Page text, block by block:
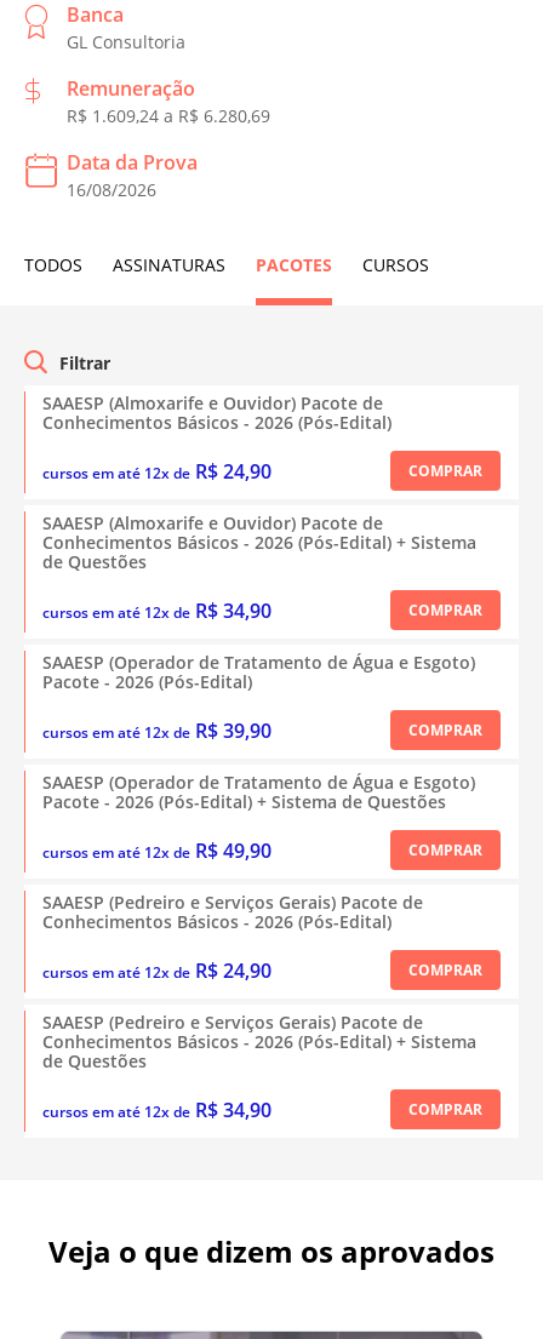
Banca
GL Consultoria
Remuneração
R$ 1.609,24 a R$ 6.280,69
Data da Prova
16/08/2026
TODOS ASSINATURAS PACOTES CURSOS
SAAESP (Almoxarife e Ouvidor) Pacote de
Conhecimentos Básicos - 2026 (Pós-Edital)
cursos em até 12x de R$ 24,90 COMPRAR
SAAESP (Almoxarife e Ouvidor) Pacote de
Conhecimentos Básicos - 2026 (Pós-Edital) + Sistema
de Questões
cursos em até 12x de R$ 34,90 COMPRAR
SAAESP (Operador de Tratamento de Água e Esgoto)
Pacote - 2026 (Pós-Edital)
cursos em até 12x de R$ 39,90 COMPRAR
SAAESP (Operador de Tratamento de Água e Esgoto)
Pacote - 2026 (Pós-Edital) + Sistema de Questões
cursos em até 12x de R$ 49,90 COMPRAR
SAAESP (Pedreiro e Serviços Gerais) Pacote de
Conhecimentos Básicos - 2026 (Pós-Edital)
cursos em até 12x de R$ 24,90 COMPRAR
SAAESP (Pedreiro e Serviços Gerais) Pacote de
Conhecimentos Básicos - 2026 (Pós-Edital) + Sistema
de Questões
cursos em até 12x de R$ 34,90 COMPRAR
Veja o que dizem os aprovados